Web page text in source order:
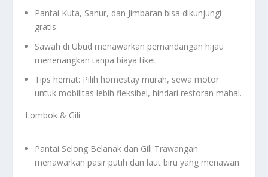
Pantai Kuta, Sanur, dan Jimbaran bisa dikunjungi
gratis.
Sawah di Ubud menawarkan pemandangan hijau
menenangkan tanpa biaya tiket.
Tips hemat: Pilih homestay murah, sewa motor
untuk mobilitas lebih fleksibel, hindari restoran mahal.
Lombok & Gili
Pantai Selong Belanak dan Gili Trawangan
menawarkan pasir putih dan laut biru yang menawan.